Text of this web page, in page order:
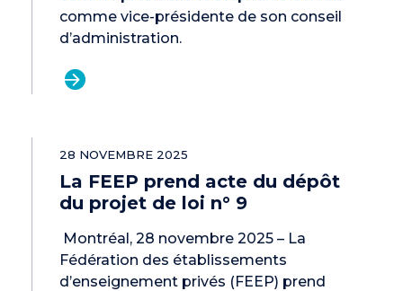
comme vice-présidente de son conseil
d’administration.
28 NOVEMBRE 2025
La FEEP prend acte du dépôt
du projet de loi n° 9
Montréal, 28 novembre 2025 – La
Fédération des établissements
d’enseignement privés (FEEP) prend